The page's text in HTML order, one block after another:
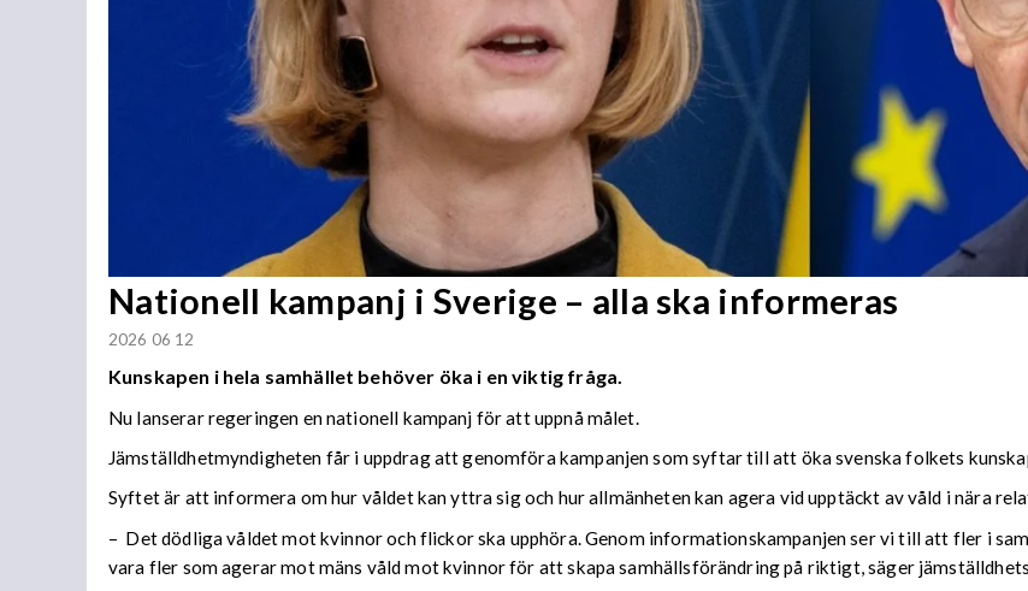
Nationell kampanj i Sverige – alla ska informeras
2026 06 12
Kunskapen i hela samhället behöver öka i en viktig fråga.
Nu lanserar regeringen en nationell kampanj för att uppnå målet.
Jämställdhetmyndigheten får i uppdrag att genomföra kampanjen som syftar till att öka svenska folkets
Syftet är att informera om hur våldet kan yttra sig och hur allmänheten kan agera vid upptäckt av våld i nära
– Det dödliga våldet mot kvinnor och flickor ska upphöra. Genom informationskampanjen ser vi till att fler i
vara fler som agerar mot mäns våld mot kvinnor för att skapa samhällsförändring på riktigt, säger